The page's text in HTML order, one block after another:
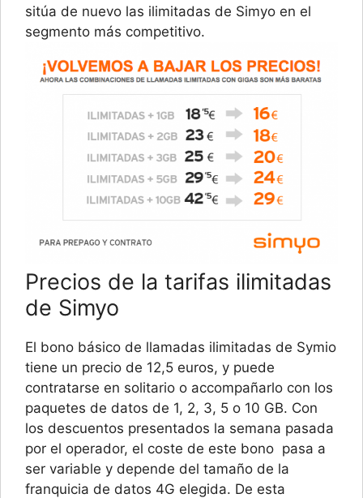
sitúa de nuevo las ilimitadas de Simyo en el
segmento más competitivo.
Precios de la tarifas ilimitadas
de Simyo
El bono básico de llamadas ilimitadas de Symio
tiene un precio de 12,5 euros, y puede
contratarse en solitario o accompañarlo con los
paquetes de datos de 1, 2, 3, 5 o 10 GB. Con
los descuentos presentados la semana pasada
por el operador, el coste de este bono pasa a
ser variable y depende del tamaño de la
franquicia de datos 4G elegida. De esta